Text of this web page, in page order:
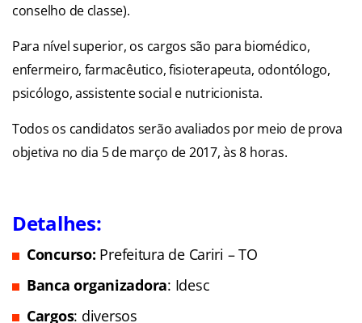
conselho de classe).
Para nível superior, os cargos são para biomédico,
enfermeiro, farmacêutico, fisioterapeuta, odontólogo,
psicólogo, assistente social e nutricionista.
Todos os candidatos serão avaliados por meio de prova
objetiva no dia 5 de março de 2017, às 8 horas.
Detalhes:
Concurso: Prefeitura de Cariri – TO
Banca organizadora: Idesc
Cargos: diversos